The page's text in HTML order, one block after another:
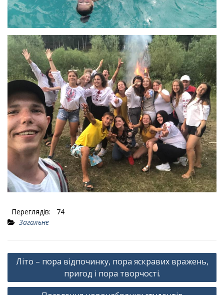
Переглядів:
74
Загальне
Навігація
Літо – пора відпочинку, пора яскравих вражень,
пригод і пора творчості.